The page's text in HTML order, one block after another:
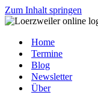
Zum Inhalt springen
Home
Termine
Blog
Newsletter
Über